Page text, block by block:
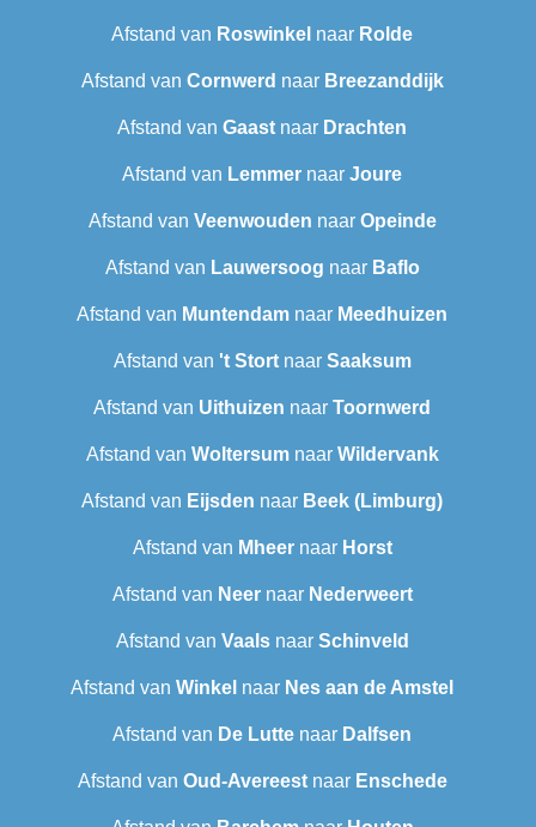
Afstand van Roswinkel naar Rolde
Afstand van Cornwerd naar Breezanddijk
Afstand van Gaast naar Drachten
Afstand van Lemmer naar Joure
Afstand van Veenwouden naar Opeinde
Afstand van Lauwersoog naar Baflo
Afstand van Muntendam naar Meedhuizen
Afstand van 't Stortnaar Saaksum
Afstand van Uithuizen naar Toornwerd
Afstand van Woltersumnaar Wildervank
Afstand van Eijsden naar Beek (Limburg)
Afstand van Mheernaar Horst
Afstand van Neernaar Nederweert
Afstand van Vaalsnaar Schinveld
Afstand van Winkel naar Nes aan de Amstel
Afstand van De Lutte naar Dalfsen
Afstand van Oud-Avereestnaar Enschede